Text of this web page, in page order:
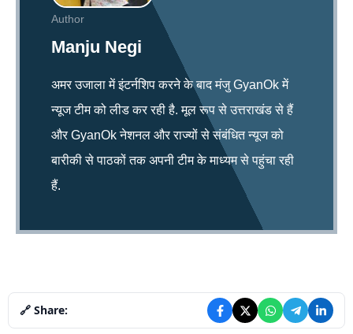
Author
Manju Negi
अमर उजाला में इंटर्नशिप करने के बाद मंजु GyanOk में
न्यूज टीम को लीड कर रही है. मूल रूप से उत्तराखंड से हैं
और GyanOk नेशनल और राज्यों से संबंधित न्यूज को
बारीकी से पाठकों तक अपनी टीम के माध्यम से पहुंचा रही
हैं.
🔗 Share: